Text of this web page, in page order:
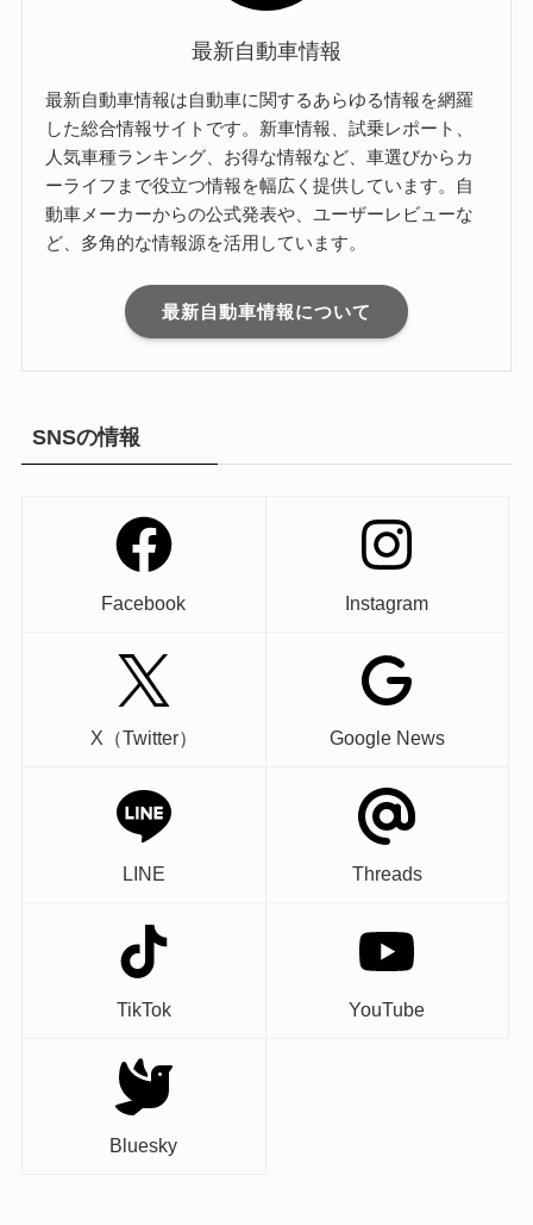
最新自動車情報
最新自動車情報は自動車に関するあらゆる情報を網羅
した総合情報サイトです。新車情報、試乗レポート、
人気車種ランキング、お得な情報など、車選びからカ
ーライフまで役立つ情報を幅広く提供しています。自
動車メーカーからの公式発表や、ユーザーレビューな
ど、多角的な情報源を活用しています。
最新自動車情報について
SNSの情報
Facebook Instagram
X（Twitter） Google News
LINE Threads
TikTok YouTube
Bluesky